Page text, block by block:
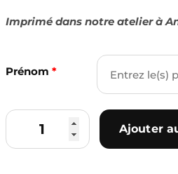
Imprimé dans notre atelier à
Prénom *
Ajouter